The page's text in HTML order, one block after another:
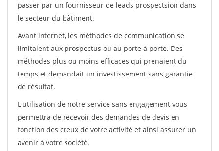
passer par un fournisseur de leads prospectsion dans
le secteur du bâtiment.
Avant internet, les méthodes de communication se
limitaient aux prospectus ou au porte à porte. Des
méthodes plus ou moins efficaces qui prenaient du
temps et demandait un investissement sans garantie
de résultat.
L'utilisation de notre service sans engagement vous
permettra de recevoir des demandes de devis en
fonction des creux de votre activité et ainsi assurer un
avenir à votre société.